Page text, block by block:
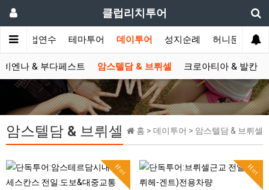
클럽리치투어
무/기업연수 테마투어 데이투어 성지순례 허니문 시
비엔나 & 부다페스트 암스텔담 & 브뤼셀 크로아티아 & 발칸
홈 > 데이투어 > 암스텔담 & 브뤼셀
암스텔담 & 브뤼셀
Hot Hot